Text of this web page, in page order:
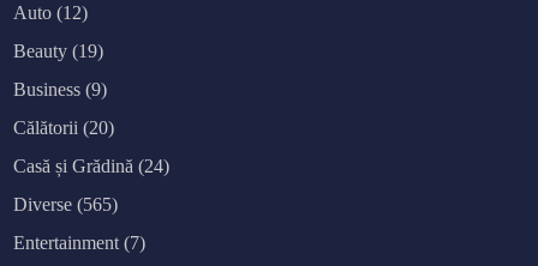
Auto (12)
Beauty (19)
Business (9)
Călătorii (20)
Casă și Grădină (24)
Diverse (565)
Entertainment (7)